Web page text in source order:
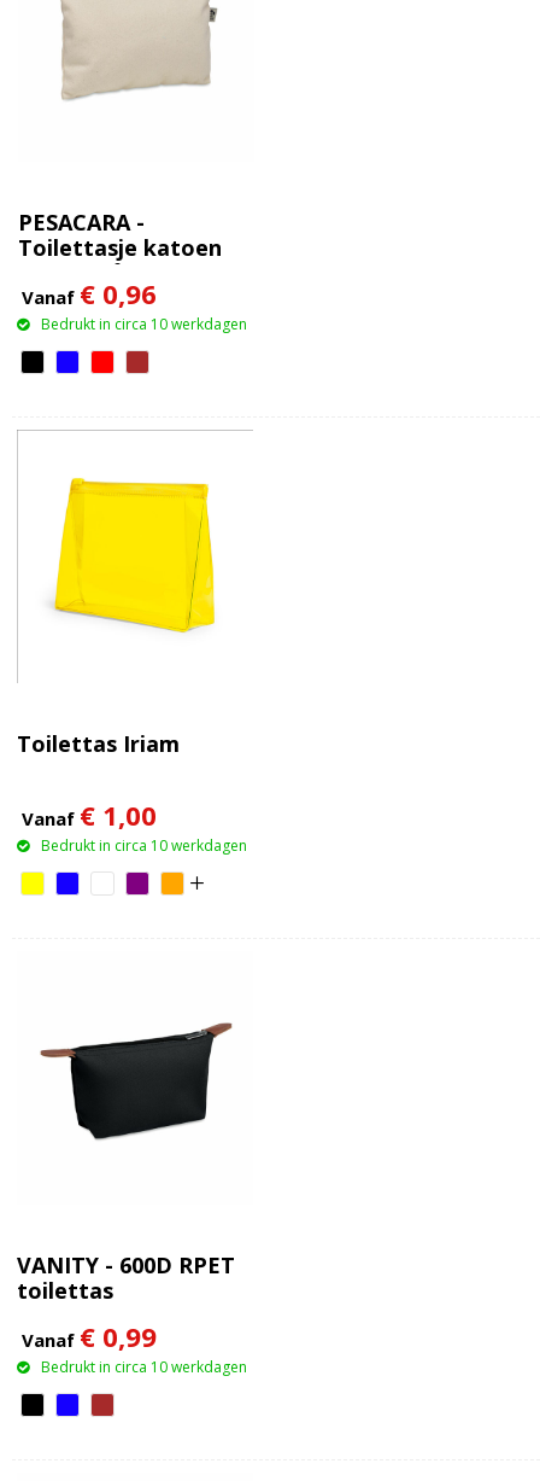
PESACARA -
Toilettasje katoen
340 gr/m²
Vanaf € 0,96
Bedrukt in circa 10 werkdagen
Toilettas Iriam
Vanaf € 1,00
Bedrukt in circa 10 werkdagen
VANITY - 600D RPET
toilettas
Vanaf € 0,99
Bedrukt in circa 10 werkdagen